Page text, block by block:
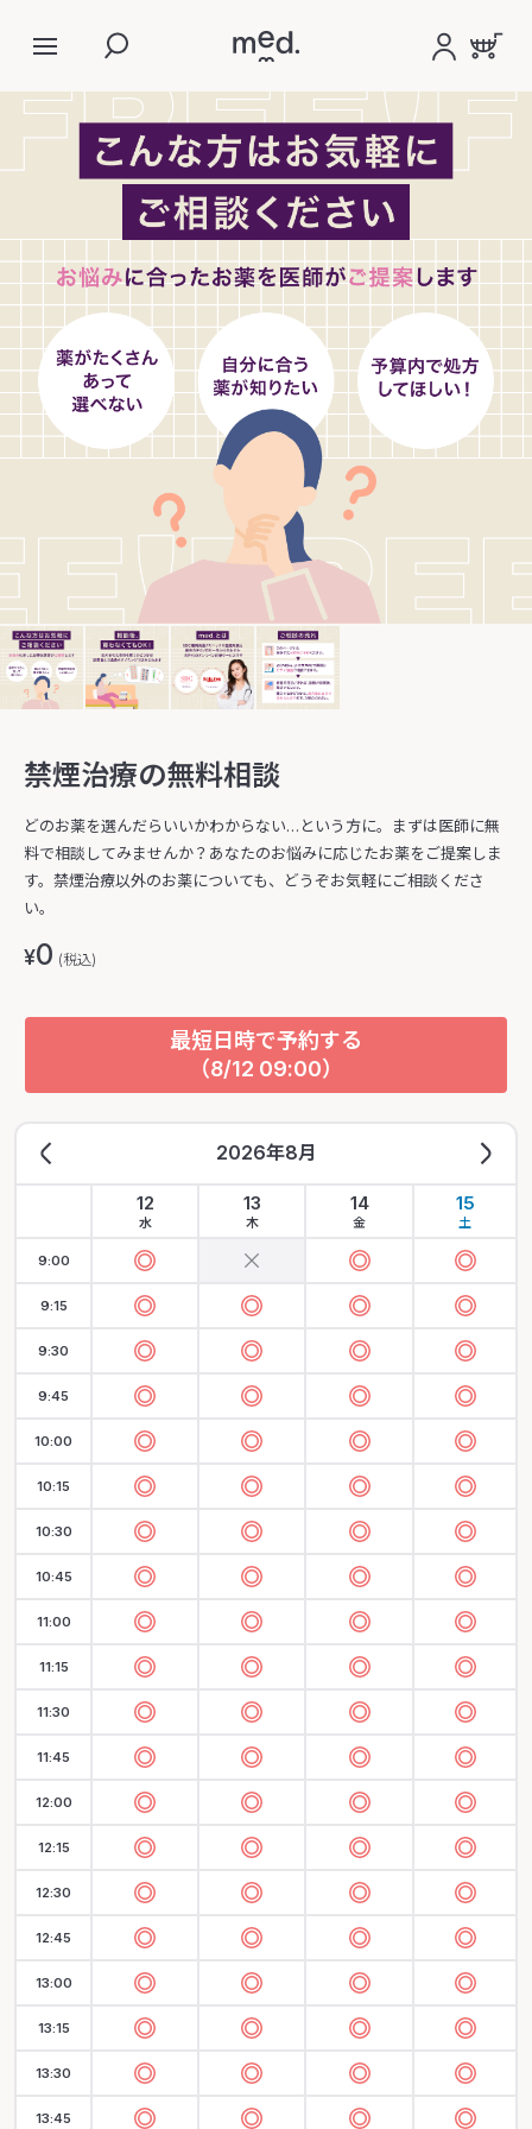
禁煙治療の無料相談
どのお薬を選んだらいいかわからない…という方に。まずは医師に無
料で相談してみませんか？あなたのお悩みに応じたお薬をご提案しま
す。禁煙治療以外のお薬についても、どうぞお気軽にご相談くださ
い。
¥0 (税込)
最短日時で予約する
（8/12 09:00）
2026年8月
12
水
13
木
14
金
15
土
9:00
9:15
9:30
9:45
10:00
10:15
10:30
10:45
11:00
11:15
11:30
11:45
12:00
12:15
12:30
12:45
13:00
13:15
13:30
13:45